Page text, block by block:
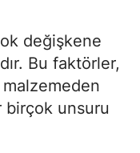
değişkene
Bu faktörler,
birçok unsuru